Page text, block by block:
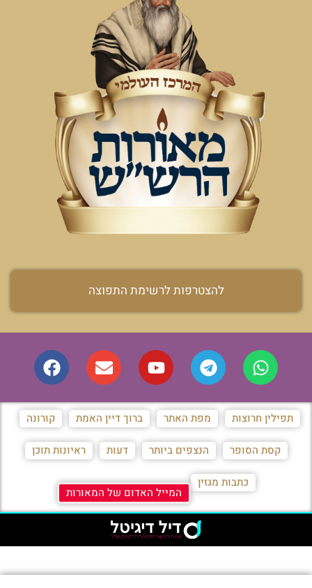
להצטרפות לרשימת התפוצה
תפילין חרוצות מפת האתר ברוך דיין האמת קורונה
קסת הסופר הנצפים ביותר דעות ראיונות תוכן
כתבות מגזין
המייל האדום של המאורות